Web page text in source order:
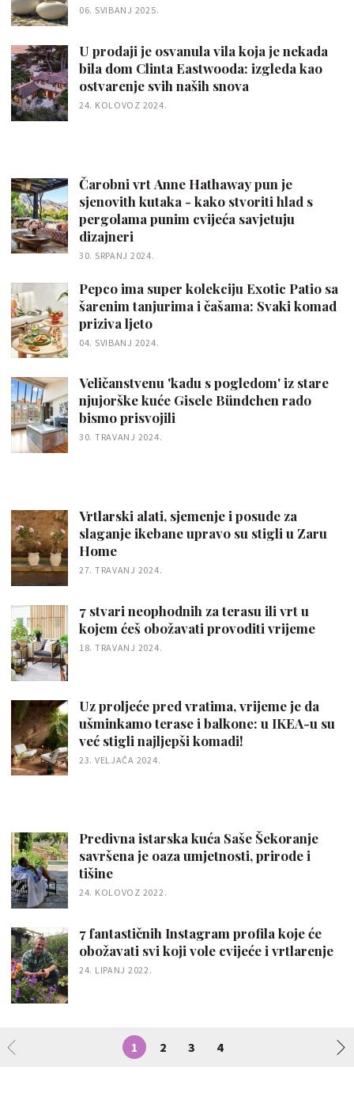
06. SVIBANJ 2025.
U prodaji je osvanula vila koja je nekada
bila dom Clinta Eastwooda: izgleda kao
ostvarenje svih naših snova
24. KOLOVOZ 2024.
Čarobni vrt Anne Hathaway pun je
sjenovith kutaka - kako stvoriti hlad s
pergolama punim cvijeća savjetuju
dizajneri
30. SRPANJ 2024.
Pepco ima super kolekciju Exotic Patio sa
šarenim tanjurima i čašama: Svaki komad
priziva ljeto
04. SVIBANJ 2024.
Veličanstvenu 'kadu s pogledom' iz stare
njujorške kuće Gisele Bündchen rado
bismo prisvojili
30. TRAVANJ 2024.
Vrtlarski alati, sjemenje i posude za
slaganje ikebane upravo su stigli u Zaru
Home
27. TRAVANJ 2024.
7 stvari neophodnih za terasu ili vrt u
kojem ćeš obožavati provoditi vrijeme
18. TRAVANJ 2024.
Uz proljeće pred vratima, vrijeme je da
ušminkamo terase i balkone: u IKEA-u su
već stigli najljepši komadi!
23. VELJAČA 2024.
Predivna istarska kuća Saše Šekoranje
savršena je oaza umjetnosti, prirode i
tišine
24. KOLOVOZ 2022.
7 fantastičnih Instagram profila koje će
obožavati svi koji vole cvijeće i vrtlarenje
24. LIPANJ 2022.
1 2 3 4